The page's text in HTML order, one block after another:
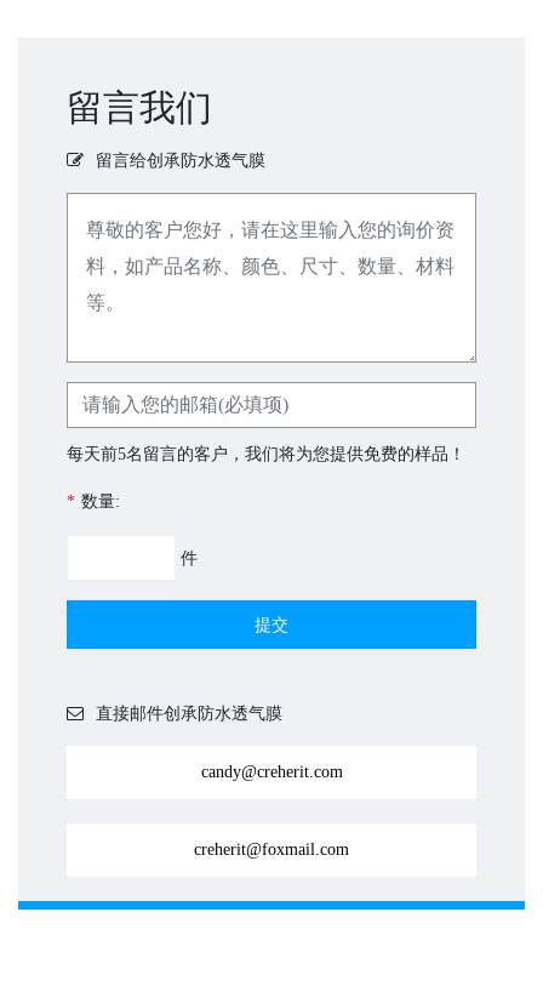
留言我们
留言给创承防水透气膜
每天前5名留言的客户，我们将为您提供免费的样品！
* 数量:
件
提交
直接邮件创承防水透气膜
candy@creherit.com
creherit@foxmail.com